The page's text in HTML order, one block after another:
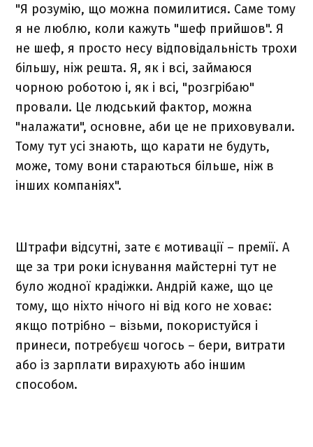
"Я розумію, що можна помилитися. Саме тому
я не люблю, коли кажуть "шеф прийшов". Я
не шеф, я просто несу відповідальність трохи
більшу, ніж решта. Я, як і всі, займаюся
чорною роботою і, як і всі, "розгрібаю"
провали. Це людський фактор, можна
"налажати", основне, аби це не приховували.
Тому тут усі знають, що карати не будуть,
може, тому вони стараються більше, ніж в
інших компаніях".
Штрафи відсутні, зате є мотивації – премії. А
ще за три роки існування майстерні тут не
було жодної крадіжки. Андрій каже, що це
тому, що ніхто нічого ні від кого не ховає:
якщо потрібно – візьми, покористуйся і
принеси, потребуєш чогось – бери, витрати
або із зарплати вирахують або іншим
способом.